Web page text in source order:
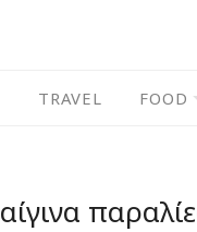
TRAVEL FOOD
αίγινα